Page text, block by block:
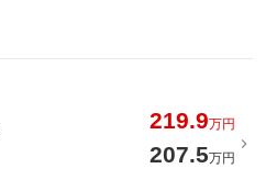
219.9万円
207.5万円